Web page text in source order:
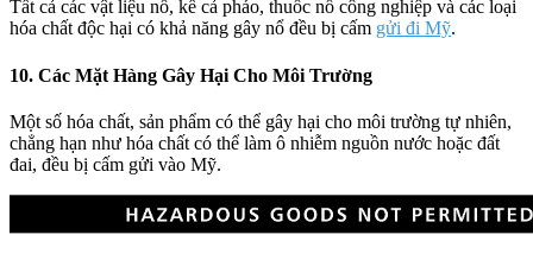
Tất cả các vật liệu nổ, kể cả pháo, thuốc nổ công nghiệp và các loại
hóa chất độc hại có khả năng gây nổ đều bị cấm gửi đi Mỹ.
10. Các Mặt Hàng Gây Hại Cho Môi Trường
Một số hóa chất, sản phẩm có thể gây hại cho môi trường tự nhiên,
chẳng hạn như hóa chất có thể làm ô nhiễm nguồn nước hoặc đất
đai, đều bị cấm gửi vào Mỹ.